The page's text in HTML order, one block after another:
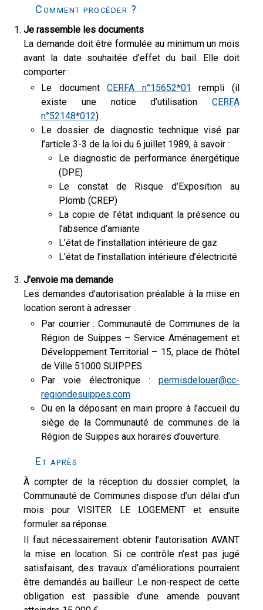
Comment procéder ?
Je rassemble les documents
La demande doit être formulée au minimum un mois
avant la date souhaitée d’effet du bail. Elle doit
comporter :
Le documentCERFA n°15652*01 rempli (il
existe une notice d’utilisation CERFA
n°52148*012)
Le dossier de diagnostic technique visé par
l’article 3-3 de la loi du 6 juillet 1989, à savoir :
Le diagnostic de performance énergétique
(DPE)
Le constat de Risque d’Exposition au
Plomb (CREP)
La copie de l’état indiquant la présence ou
l’absence d’amiante
L’état de l’installation intérieure de gaz
L’état de l’installation intérieure d’électricité
J'envoie ma demande
Les demandes d’autorisation préalable à la mise en
location seront à adresser :
Par courrier : Communauté de Communes de la
Région de Suippes – Service Aménagement et
Développement Territorial – 15, place de l’hôtel
de Ville 51000 SUIPPES
Par voie électronique : permisdelouer@cc-
regiondesuippes.com
Ou en la déposant en main propre à l’accueil du
siège de la Communauté de communes de la
Région de Suippes aux horaires d’ouverture.
Et après
À compter de la réception du dossier complet, la
Communauté de Communes dispose d’un délai d’un
mois pour VISITER LE LOGEMENT et ensuite
formuler sa réponse.
Il faut nécessairement obtenir l’autorisation AVANT
la mise en location. Si ce contrôle n’est pas jugé
satisfaisant, des travaux d’améliorations pourraient
être demandés au bailleur. Le non-respect de cette
obligation est passible d’une amende pouvant